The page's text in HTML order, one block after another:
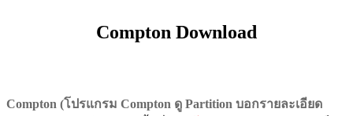
Compton Download
Compton (โปรแกรม Compton ดู Partition บอกรายละเอียด